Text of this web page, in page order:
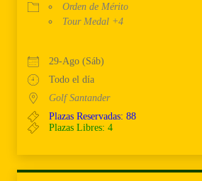
Orden de Mérito
Tour Medal +4
29-Ago (Sáb)
Todo el día
Golf Santander
Plazas Reservadas: 88
Plazas Libres: 4